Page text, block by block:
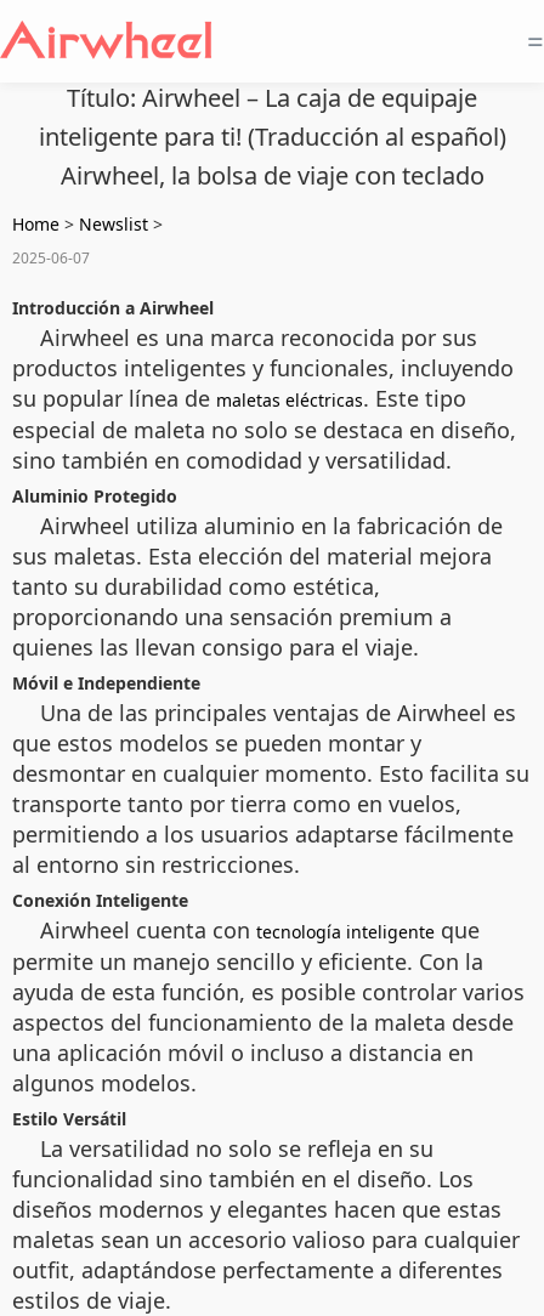
=
Título: Airwheel – La caja de equipaje
inteligente para ti! (Traducción al español)
Airwheel, la bolsa de viaje con teclado
Home > Newslist >
2025-06-07
Introducción a Airwheel
Airwheel es una marca reconocida por sus
productos inteligentes y funcionales, incluyendo
su popular línea de maletas eléctricas. Este tipo
especial de maleta no solo se destaca en diseño,
sino también en comodidad y versatilidad.
Aluminio Protegido
Airwheel utiliza aluminio en la fabricación de
sus maletas. Esta elección del material mejora
tanto su durabilidad como estética,
proporcionando una sensación premium a
quienes las llevan consigo para el viaje.
Móvil e Independiente
Una de las principales ventajas de Airwheel es
que estos modelos se pueden montar y
desmontar en cualquier momento. Esto facilita su
transporte tanto por tierra como en vuelos,
permitiendo a los usuarios adaptarse fácilmente
al entorno sin restricciones.
Conexión Inteligente
Airwheel cuenta con tecnología inteligente que
permite un manejo sencillo y eficiente. Con la
ayuda de esta función, es posible controlar varios
aspectos del funcionamiento de la maleta desde
una aplicación móvil o incluso a distancia en
algunos modelos.
Estilo Versátil
La versatilidad no solo se refleja en su
funcionalidad sino también en el diseño. Los
diseños modernos y elegantes hacen que estas
maletas sean un accesorio valioso para cualquier
outfit, adaptándose perfectamente a diferentes
estilos de viaje.